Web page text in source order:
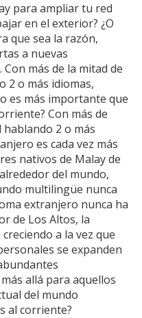
para ampliar tu red
en el exterior? ¿O
que sea la razón,
a nuevas
más de la mitad de
2 o más idiomas,
es más importante que
Con más de
2 o más
es cada vez más
nativos de Malay de
del mundo,
multilingüe nunca
extranjero nunca ha
de Los Altos, la
a la vez que
se expanden
allá para aquellos
del mundo
al corriente?